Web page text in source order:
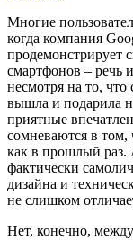
Многие
когда компания
продемонстрирует
смартфонов – речь
несмотря на то, что
вышла и подарила
приятные
сомневаются в том,
как в прошлый раз.
фактически
дизайна и
не слишком
Нет, конечно,